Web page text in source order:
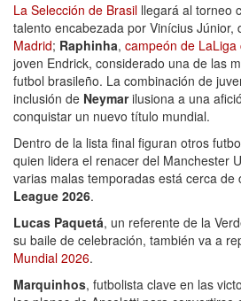
La Selección de Brasil llegará al torneo
talento encabezada por Vinícius Júnior,
Madrid; Raphinha, campeón de
joven Endrick, considerado una de las
futbol brasileño. La combinación de
inclusión de Neymarilusiona a una
conquistar un nuevo título mundial.
Dentro de la lista final figuran otros
quien lidera el renacer del Manchester
varias malas temporadas está cerca de
League 2026.
Lucas Paquetá, un referente de la
su baile de celebración, también va a
Mundial 2026.
Marquinhos, futbolista clave en las